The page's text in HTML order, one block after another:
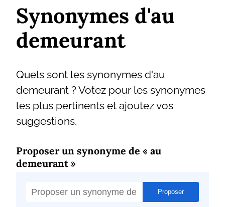
Synonymes d'au
demeurant
Quels sont les synonymes d'au
demeurant ? Votez pour les synonymes
les plus pertinents et ajoutez vos
suggestions.
Proposer un synonyme de « au
demeurant »